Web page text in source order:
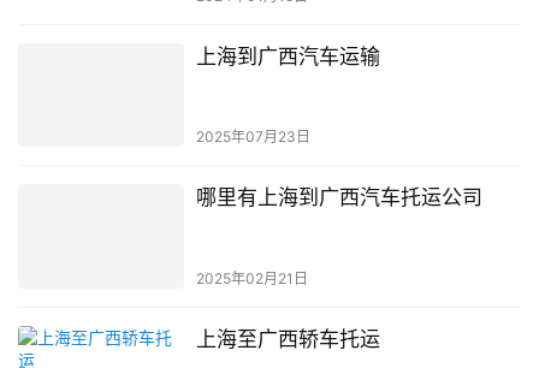
上海到广西汽车运输
2025年07月23日
哪里有上海到广西汽车托运公司
2025年02月21日
上海至广西轿车托运